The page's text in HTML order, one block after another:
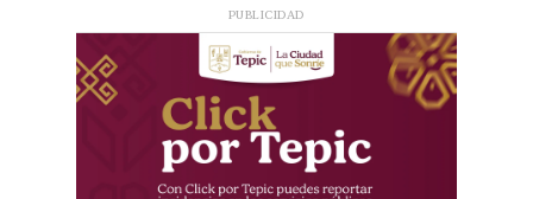
PUBLICIDAD